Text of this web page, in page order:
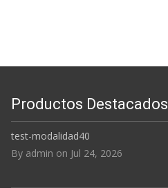
Productos Destacados
test-modalidad40
By admin on Jul 24, 2026